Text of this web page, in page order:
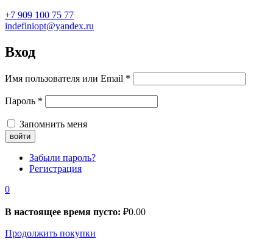
+7 909 100 75 77
indefiniopt@yandex.ru
Вход
Имя пользователя или Email *
Пароль *
Запомнить меня
Забыли пароль?
Регистрация
0
В настоящее время пусто: ₽0.00
Продолжить покупки